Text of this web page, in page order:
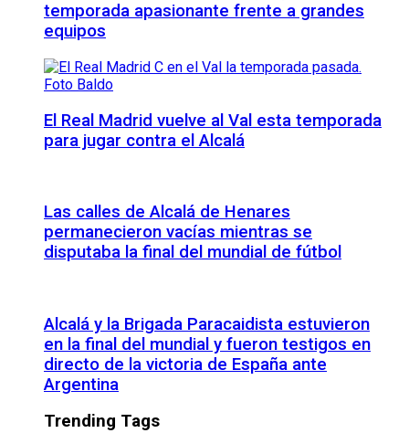
temporada apasionante frente a grandes
equipos
El Real Madrid vuelve al Val esta temporada
para jugar contra el Alcalá
Las calles de Alcalá de Henares
permanecieron vacías mientras se
disputaba la final del mundial de fútbol
Alcalá y la Brigada Paracaidista estuvieron
en la final del mundial y fueron testigos en
directo de la victoria de España ante
Argentina
Trending Tags